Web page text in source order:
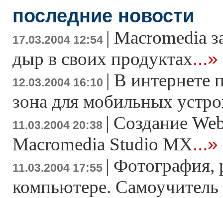
последние новости
17.03.2004 12:54 | Macromedia
дыр в своих продуктах...»
12.03.2004 16:10 | В интернете
зона для мобильных
11.03.2004 20:38 | Создание
Macromedia Studio MX...»
11.03.2004 17:55 | Фотография,
компьютере.